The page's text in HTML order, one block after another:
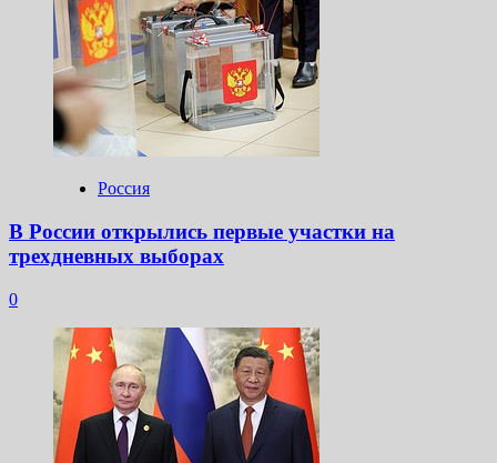
Россия
В России открылись первые участки на
трехдневных выборах
0